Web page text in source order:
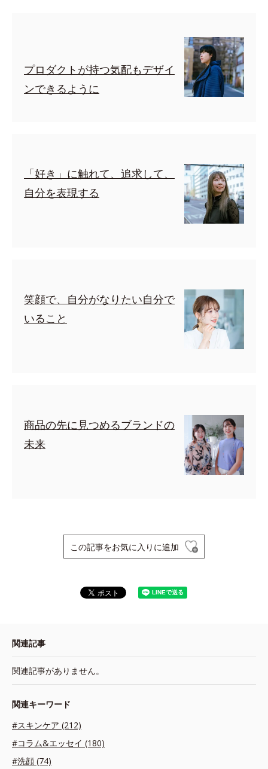
プロダクトが持つ気配もデザイ
ンできるように
「好き」に触れて、追求して、
自分を表現する
笑顔で、自分がなりたい自分で
いること
商品の先に見つめるブランドの
未来
この記事をお気に入りに追加
関連記事
関連記事がありません。
関連キーワード
#スキンケア (212)
#コラム&エッセイ (180)
#洗顔 (74)